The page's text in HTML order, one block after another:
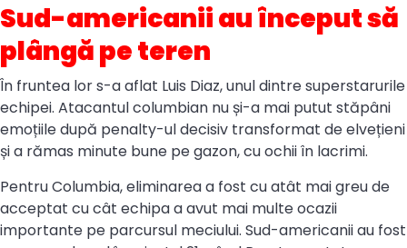
Sud-americanii au început să
plângă pe teren
În fruntea lor s-a aflat Luis Diaz, unul dintre superstarurile
echipei. Atacantul columbian nu și-a mai putut stăpâni
emoțiile după penalty-ul decisiv transformat de elvețieni
și a rămas minute bune pe gazon, cu ochii în lacrimi.
Pentru Columbia, eliminarea a fost cu atât mai greu de
acceptat cu cât echipa a avut mai multe ocazii
importante pe parcursul meciului. Sud-americanii au fost